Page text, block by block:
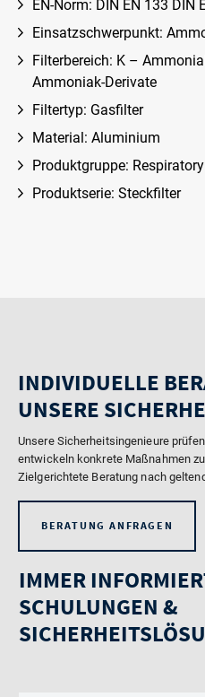
EN-Norm: DIN EN 133 DIN
Einsatzschwerpunkt:
Filterbereich: K –
Ammoniak-Derivate
Filtertyp: Gasfilter
Material: Aluminium
Produktgruppe:
Produktserie: Steckfilter
INDIVIDUELLE
UNSERE
Unsere Sicherheitsingenieure
entwickeln konkrete Maßnahmen
Zielgerichtete Beratung nach
BERATUNG ANFRAGEN
IMMER
SCHULUNGEN &